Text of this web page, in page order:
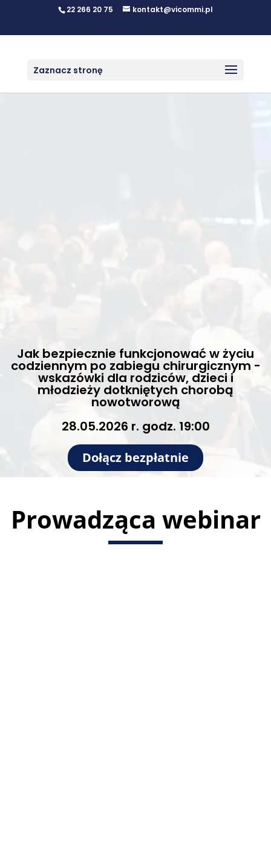
22 266 20 75 kontakt@vicommi.pl
Zaznacz stronę
Jak bezpiecznie funkcjonować w życiu
codziennym po zabiegu chirurgicznym -
wskazówki dla rodziców, dzieci i
młodzieży dotkniętych chorobą
nowotworową
28.05.2026 r. godz. 19:00
Dołącz bezpłatnie
Prowadząca webinar